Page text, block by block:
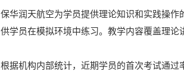
保华润天航空为学员提供理论知识和实践操
供学员在模拟环境中练习。教学内容覆盖理
根据机构内部统计，近期学员的首次考试通